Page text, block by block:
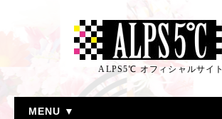
ALPS5℃ オフィシャルサイト
MENU ▼